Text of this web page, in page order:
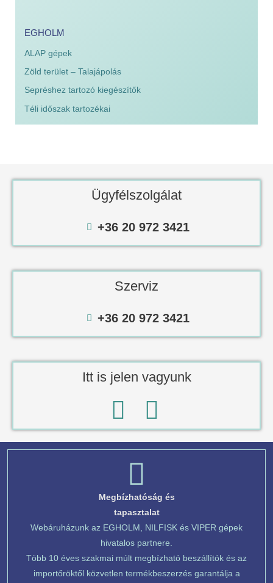
EGHOLM
ALAP gépek
Zöld terület – Talajápolás
Sepréshez tartozó kiegészítők
Téli időszak tartozékai
Ügyfélszolgálat
+36 20 972 3421
Szerviz
+36 20 972 3421
Itt is jelen vagyunk
Megbízhatóság és
tapasztalat
Webáruházunk az EGHOLM, NILFISK és VIPER gépek
hivatalos partnere.
Több 10 éves szakmai múlt megbízható beszállítók és az
importőröktől közvetlen termékbeszerzés garantálja a